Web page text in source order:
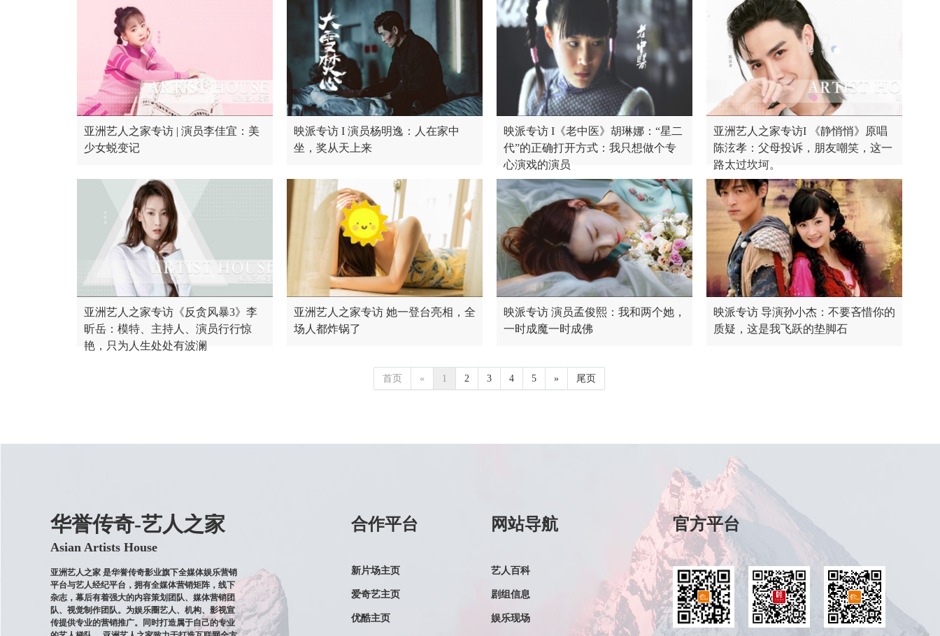
亚洲艺人之家专访 | 演员李佳宜：美
少女蜕变记
映派专访 I 演员杨明逸：人在家中
坐，奖从天上来
映派专访 I《老中医》胡琳娜：“星二
代”的正确打开方式：我只想做个专
心演戏的演员
亚洲艺人之家专访I 《静悄悄》原唱
陈泫孝：父母投诉，朋友嘲笑，这一
路太过坎坷。
亚洲艺人之家专访《反贪风暴3》李
昕岳：模特、主持人、演员行行惊
艳，只为人生处处有波澜
亚洲艺人之家专访 她一登台亮相，全
场人都炸锅了
映派专访 演员孟俊熙：我和两个她，
一时成魔一时成佛
映派专访 导演孙小杰：不要吝惜你的
质疑，这是我飞跃的垫脚石
首页 « 1 2 3 4 5 » 尾页
华誉传奇-艺人之家
Asian Artists House
亚洲艺人之家 是华誉传奇影业旗下全媒体娱乐营销
平台与艺人经纪平台，拥有全媒体营销矩阵，线下
杂志，幕后有着强大的内容策划团队、媒体营销团
队、视觉制作团队。为娱乐圈艺人、机构、影视宣
传提供专业的营销推广。同时打造属于自己的专业
合作平台
新片场主页
爱奇艺主页
优酷主页
网站导航
艺人百科
剧组信息
娱乐现场
官方平台